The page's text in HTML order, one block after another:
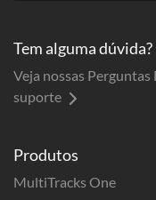
Produtos
MultiTracks One
Tem alguma dúvida?
Veja nossas
suporte